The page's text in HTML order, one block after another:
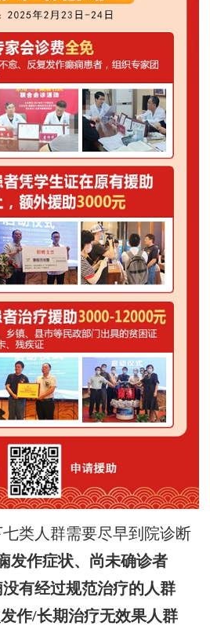
类人群需要尽早到院诊断
发作症状、尚未确诊者
有经过规范治疗的人群
作/长期治疗无效果人群